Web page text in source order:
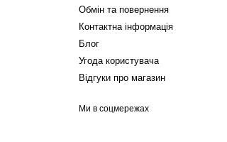
Обмін та повернення
Контактна інформація
Блог
Угода користувача
Відгуки про магазин
Ми в соцмережах